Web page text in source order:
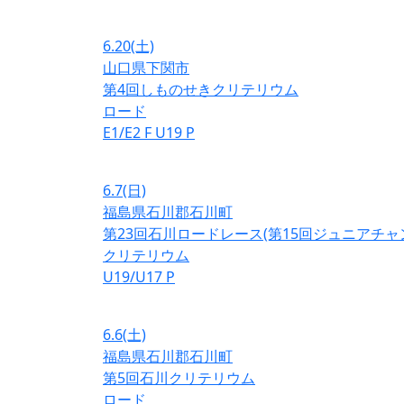
6.20(土)
山口県下関市
第4回しものせきクリテリウム
ロード
E1/E2 F U19 P
6.7(日)
福島県石川郡石川町
第23回石川ロードレース(第15回ジュニアチャ
クリテリウム
U19/U17 P
6.6(土)
福島県石川郡石川町
第5回石川クリテリウム
ロード